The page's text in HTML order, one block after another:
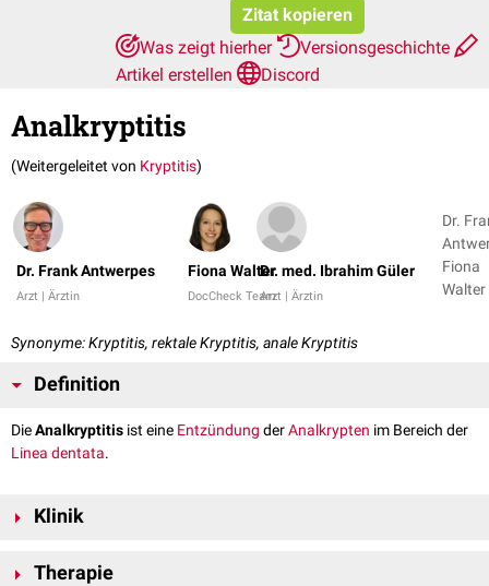
Zitat kopieren
Was zeigt hierher
Versionsgeschichte
Artikel erstellen
Discord
Analkryptitis
(Weitergeleitet von Kryptitis)
Dr. Frank Antwerpes
Arzt | Ärztin
Fiona Walter
DocCheck Team
Dr. med. Ibrahim Güler
Arzt | Ärztin
Dr.
Fiona
Synonyme: Kryptitis, rektale Kryptitis, anale Kryptitis
Definition
DieAnalkryptitis ist eine Entzündung derAnalkrypten im Bereich der
Linea dentata.
Klinik
zu sehr starkenSchmerzen
Therapie